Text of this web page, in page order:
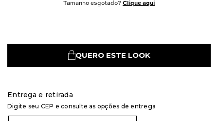
Tamanho esgotado? Clique aqui
QUERO ESTE LOOK
Entrega e retirada
Digite seu CEP e consulte as opções de entrega